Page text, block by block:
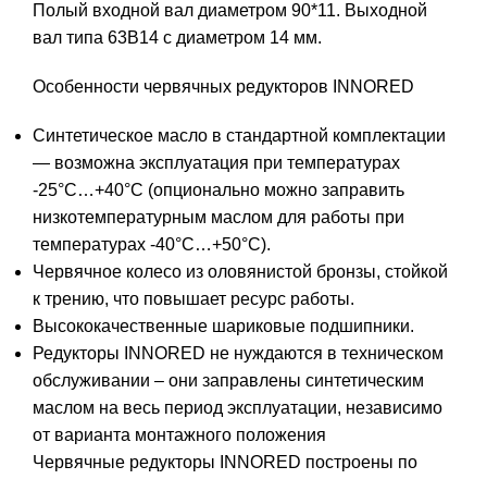
Полый входной вал диаметром 90*11. Выходной
вал типа 63B14 с диаметром 14 мм.
Особенности червячных редукторов INNORED
Синтетическое масло в стандартной комплектации
— возможна эксплуатация при температурах
-25°С…+40°С (опционально можно заправить
низкотемпературным маслом для работы при
температурах -40°С…+50°С).
Червячное колесо из оловянистой бронзы, стойкой
к трению, что повышает ресурс работы.
Высококачественные шариковые подшипники.
Редукторы INNORED не нуждаются в техническом
обслуживании – они заправлены синтетическим
маслом на весь период эксплуатации, независимо
от варианта монтажного положения
Червячные редукторы INNORED построены по